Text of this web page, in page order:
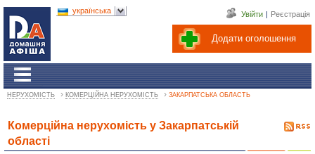
Додати оголошення
Увійти | Реєстрація
українська
НЕРУХОМІСТЬ › КОМЕРЦІЙНА НЕРУХОМІСТЬ › ЗАКАРПАТСЬКА ОБЛАСТЬ
Комерційна нерухомість у Закарпатській
області